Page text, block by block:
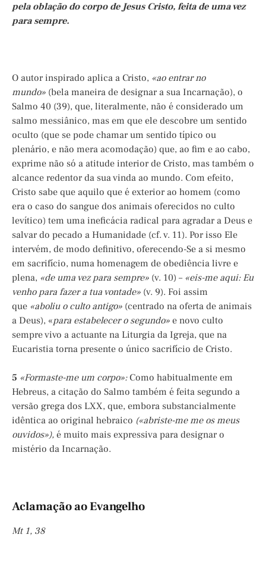
pela oblação do corpo de Jesus Cristo, feita de uma vez
para sempre.
O autor inspirado aplica a Cristo, «ao entrar no
mundo» (bela maneira de designar a sua Incarnação), o
Salmo 40 (39), que, literalmente, não é considerado um
salmo messiânico, mas em que ele descobre um sentido
oculto (que se pode chamar um sentido típico ou
plenário, e não mera acomodação) que, ao fim e ao cabo,
exprime não só a atitude interior de Cristo, mas também o
alcance redentor da sua vinda ao mundo. Com efeito,
Cristo sabe que aquilo que é exterior ao homem (como
era o caso do sangue dos animais oferecidos no culto
levítico) tem uma ineficácia radical para agradar a Deus e
salvar do pecado a Humanidade (cf. v. 11). Por isso Ele
intervém, de modo definitivo, oferecendo-Se a si mesmo
em sacrifício, numa homenagem de obediência livre e
plena, «de uma vez para sempre» (v. 10) – «eis-me aqui: Eu
venho para fazer a tua vontade» (v. 9). Foi assim
que «aboliu o culto antigo» (centrado na oferta de animais
a Deus), «para estabelecer o segundo» e novo culto
sempre vivo a actuante na Liturgia da Igreja, que na
Eucaristia torna presente o único sacrifício de Cristo.
5 «Formaste-me um corpo»:Como habitualmente em
Hebreus, a citação do Salmo também é feita segundo a
versão grega dos LXX, que, embora substancialmente
idêntica ao original hebraico («abriste-me me os meus
ouvidos»), é muito mais expressiva para designar o
mistério da Incarnação.
Aclamação ao Evangelho
Mt 1, 38